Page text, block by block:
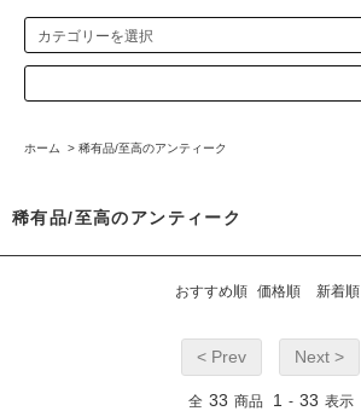
ホーム > 稀有品/至高のアンティーク
稀有品/至高のアンティーク
おすすめ順 価格順 新着順
< Prev Next >
全 33 商品 1 - 33 表示